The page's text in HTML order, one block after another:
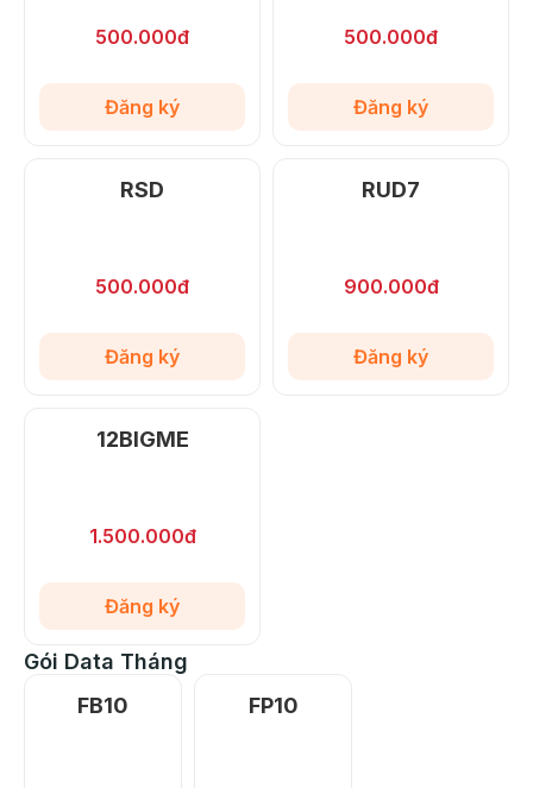
500.000đ
Đăng ký
500.000đ
Đăng ký
RSD
500.000đ
Đăng ký
RUD7
900.000đ
Đăng ký
12BIGME
1.500.000đ
Đăng ký
Gói Data Tháng
FB10
FP10